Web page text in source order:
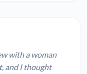
with a woman
and I thought